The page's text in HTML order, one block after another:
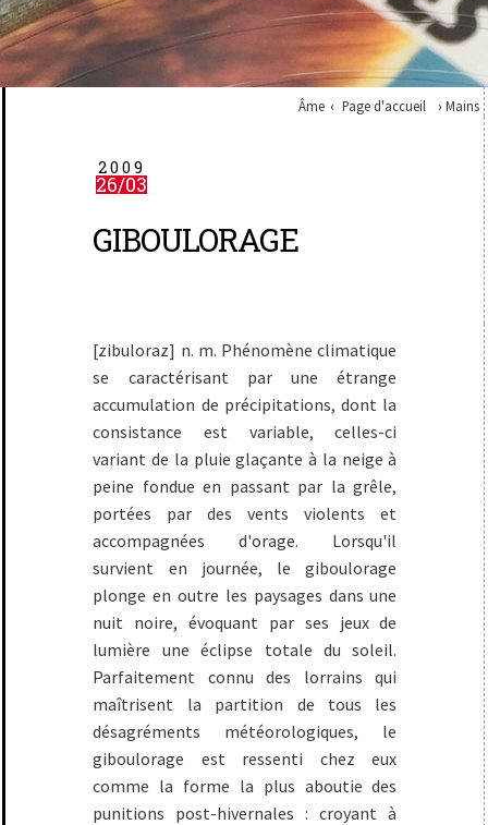
Âme Page d'accueil Mains
2009
26/03
GIBOULORAGE
[zibuloraz] n. m. Phénomène climatique
se caractérisant par une étrange
accumulation de précipitations, dont la
consistance est variable, celles-ci
variant de la pluie glaçante à la neige à
peine fondue en passant par la grêle,
portées par des vents violents et
accompagnées d'orage. Lorsqu'il
survient en journée, le giboulorage
plonge en outre les paysages dans une
nuit noire, évoquant par ses jeux de
lumière une éclipse totale du soleil.
Parfaitement connu des lorrains qui
maîtrisent la partition de tous les
désagréments météorologiques, le
giboulorage est ressenti chez eux
comme la forme la plus aboutie des
punitions post-hivernales : croyant à